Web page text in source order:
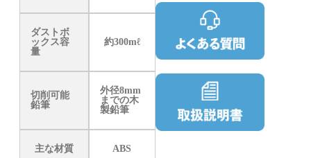
ダストボ
ックス容
量
約300mℓ
切削可能
鉛筆
外径8mm
までの木
製鉛筆
主な材質 ABS